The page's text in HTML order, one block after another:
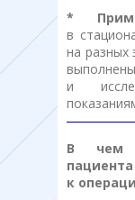
*
в
на разных
и
В чем
к